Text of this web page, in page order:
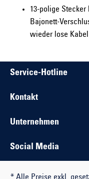
13-polige
Bajonett-
wieder lose
Service-Hotline
Kontakt
Unternehmen
Social Media